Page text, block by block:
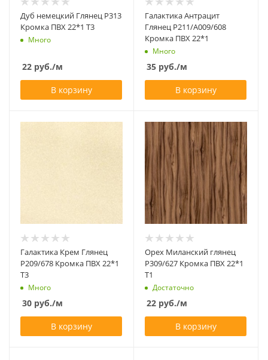
Дуб немецкий Глянец Р313
Кромка ПВХ 22*1 Т3
Много
22 руб./м
В корзину
Галактика Антрацит
Глянец Р211/А009/608
Кромка ПВХ 22*1
Много
35 руб./м
В корзину
Галактика Крем Глянец
Р209/678 Кромка ПВХ 22*1
Т3
Много
30 руб./м
В корзину
Орех Миланский глянец
Р309/627 Кромка ПВХ 22*1
Т1
Достаточно
22 руб./м
В корзину